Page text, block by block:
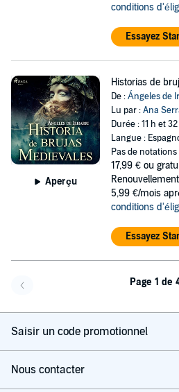
conditions
Essayez
Aperçu
Historias de
De :Ángeles de
Lu par :Ana
Durée : 11 h et
Langue :
Pas de notations
17,99 € ou
5,99 €/mois
conditions
Essayez
Page 1 de
Saisir un code promotionnel
Nous contacter